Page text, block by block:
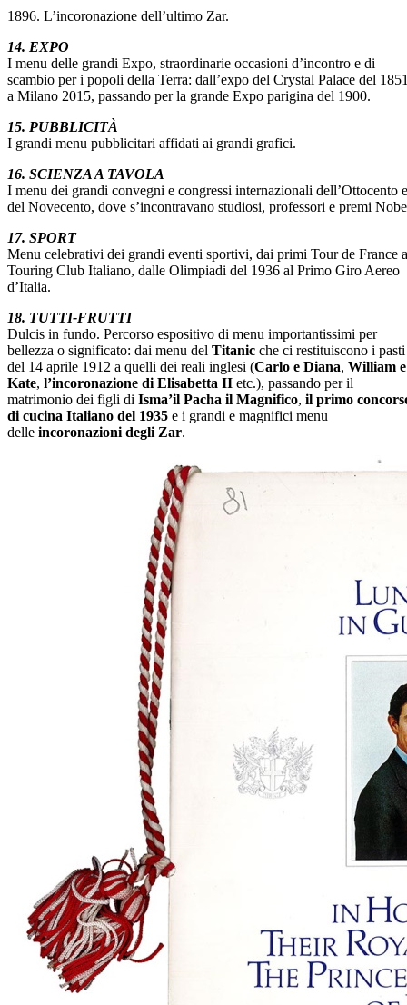
1896. L’incoronazione dell’ultimo Zar.
14. EXPO
I menu delle grandi Expo, straordinarie occasioni d’incontro e di
scambio per i popoli della Terra: dall’expo del Crystal Palace del
a Milano 2015, passando per la grande Expo parigina del 1900.
15. PUBBLICITÀ
I grandi menu pubblicitari affidati ai grandi grafici.
16. SCIENZA A TAVOLA
I menu dei grandi convegni e congressi internazionali dell’Ottocento e
del Novecento, dove s’incontravano studiosi, professori e premi
17. SPORT
Menu celebrativi dei grandi eventi sportivi, dai primi Tour de France
Touring Club Italiano, dalle Olimpiadi del 1936 al Primo Giro Aereo
d’Italia.
18. TUTTI-FRUTTI
Dulcis in fundo. Percorso espositivo di menu importantissimi per
bellezza o significato: dai menu del Titanic che ci restituiscono i pasti
del 14 aprile 1912 a quelli dei reali inglesi (Carlo e Diana, William e
Kate, l’incoronazione di Elisabetta II etc.), passando per il
matrimonio dei figli di Isma’il Pacha il Magnifico, il primo
di cucina Italiano del 1935 e i grandi e magnifici menu
delle incoronazioni degli Zar.